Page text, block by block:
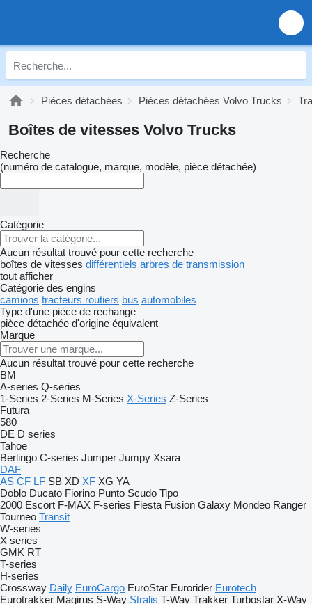
Pièces détachées Pièces détachées Volvo Trucks
Boîtes de vitesses Volvo Trucks
Recherche
(numéro de catalogue, marque, modèle, pièce détachée)
Catégorie
Aucun résultat trouvé pour cette recherche
boîtes de vitesses différentiels arbres de transmission
tout afficher
Catégorie des engins
camions tracteurs routiers bus automobiles
Type d'une pièce de rechange
pièce détachée d'origine équivalent
Marque
Aucun résultat trouvé pour cette recherche
BM
A-series Q-series
1-Series 2-Series M-Series X-Series Z-Series
Futura
580
DE D series
Tahoe
Berlingo C-series Jumper Jumpy Xsara
DAF
AS CF LF SB XD XF XG YA
Doblo Ducato Fiorino Punto Scudo Tipo
2000 Escort F-MAX F-series Fiesta Fusion Galaxy Mondeo Ranger
Tourneo Transit
W-series
X series
GMK RT
T-series
H-series
Crossway Daily EuroCargo EuroStar Eurorider Eurotech
Eurotrakker Magirus S-Way Stralis T-Way Trakker Turbostar X-Way